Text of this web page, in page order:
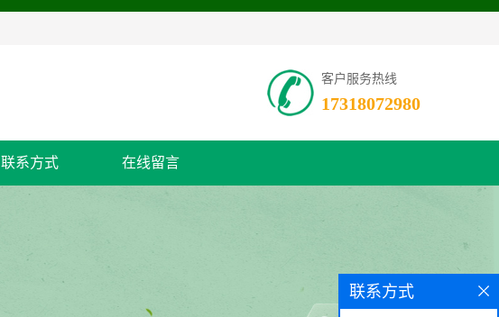
客户服务热线
17318072980
联系方式 在线留言
联系方式